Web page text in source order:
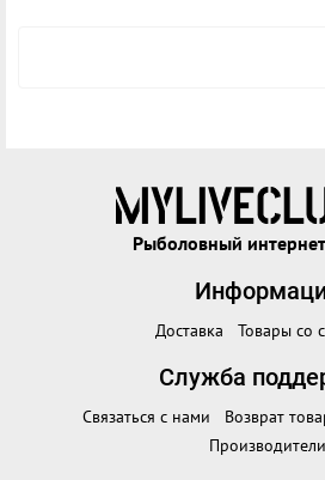
Рыболовный
Доставка Товары со
Служба
Связаться с нами Возврат
Производители